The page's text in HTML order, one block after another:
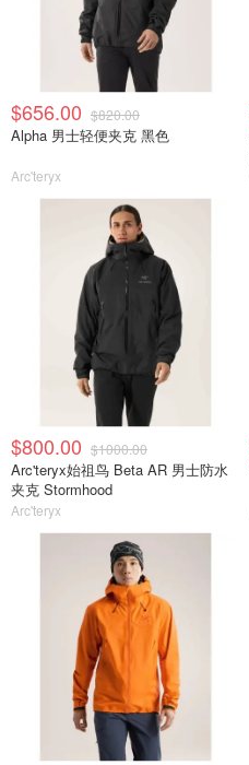
$656.00 $820.00
Alpha 男士轻便夹克 黑色
Arc'teryx
$800.00 $1000.00
Arc'teryx始祖鸟 Beta AR 男士防水
夹克 Stormhood
Arc'teryx